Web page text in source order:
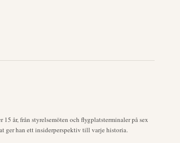
år, från styrelsemöten och flygplatsterminaler på sex
ger han ett insiderperspektiv till varje historia.